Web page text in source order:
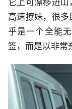
它上可漂移进
高速撩妹，很
乎是一个全能
签，而是以非常